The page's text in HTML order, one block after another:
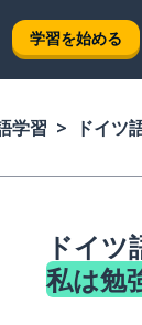
学習を始める
学習 ドイツ
ドイツ
私は勉